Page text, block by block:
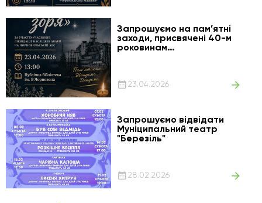
Запрошуємо на пам’ятні
заходи, присвячені 40-м
роковинам
23.04.2026
Запрошуємо відвідати
Муніципальний театр
"Березіль"
28.02.2026